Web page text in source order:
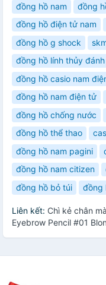
đồng hồ nam
đồng
đồng hồ điện tử nam
đồng hồ g shock
đồng hồ lính thủy
đồng hồ casio nam
đồng hồ nam điện tử
đồng hồ chống nước
đồng hồ thể thao
đồng hồ nam pagini
đồng hồ nam citizen
đồng hồ bỏ túi
đồng
Liên kết: Chì kẻ chân
Eyebrow Pencil #01